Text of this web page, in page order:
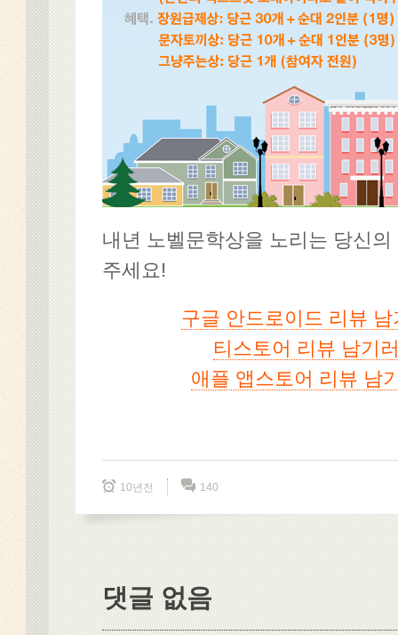
내년 노벨문학상을 노리는 당신
주세요!
구글 안드로이드 리뷰
티스토어 리뷰 남기
애플 앱스토어 리뷰 남
10년전 140
댓글 없음